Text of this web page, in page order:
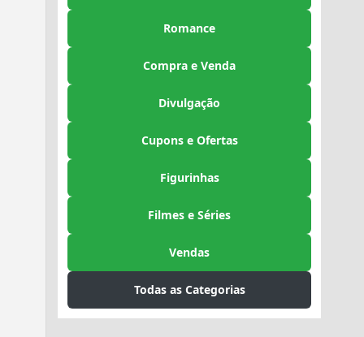
Romance
Compra e Venda
Divulgação
Cupons e Ofertas
Figurinhas
Filmes e Séries
Vendas
Todas as Categorias